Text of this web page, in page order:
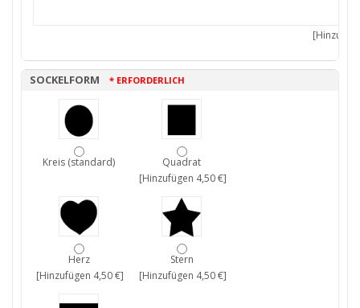
SOCKELFORM * ERFORDERLICH
Kreis (standard)
Quadrat
[Hinzufügen 4,50 €]
Herz
[Hinzufügen 4,50 €]
Stern
[Hinzufügen 4,50 €]